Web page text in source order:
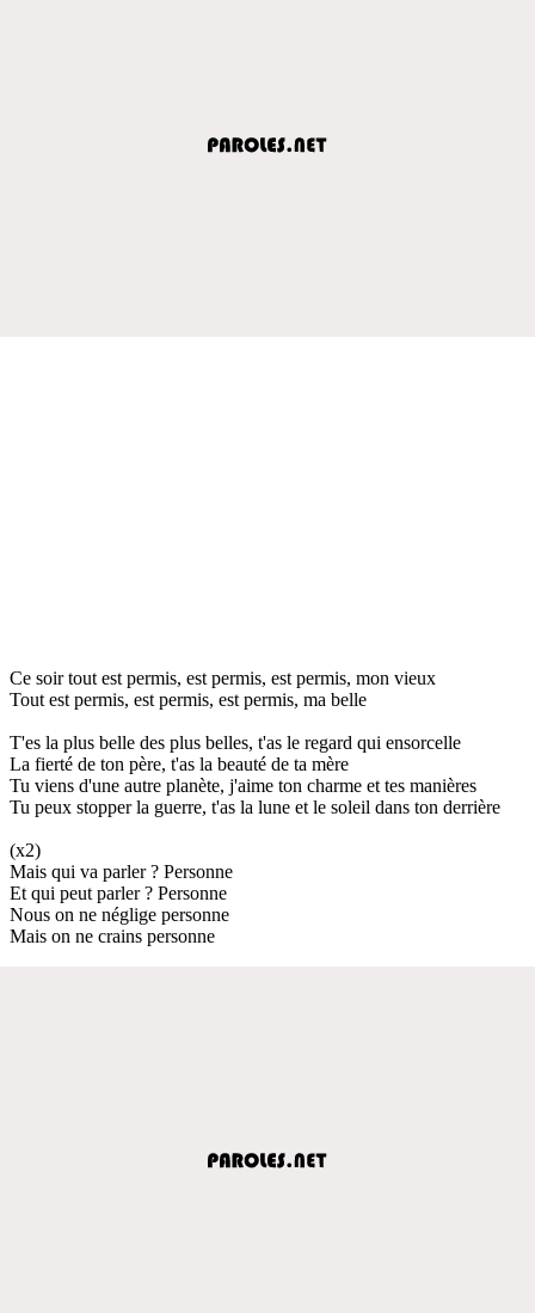
Ce soir tout est permis, est permis, est permis, mon vieux
Tout est permis, est permis, est permis, ma belle
T'es la plus belle des plus belles, t'as le regard qui ensorcelle
La fierté de ton père, t'as la beauté de ta mère
Tu viens d'une autre planète, j'aime ton charme et tes manières
Tu peux stopper la guerre, t'as la lune et le soleil dans ton derrière
(x2)
Mais qui va parler ? Personne
Et qui peut parler ? Personne
Nous on ne néglige personne
Mais on ne crains personne